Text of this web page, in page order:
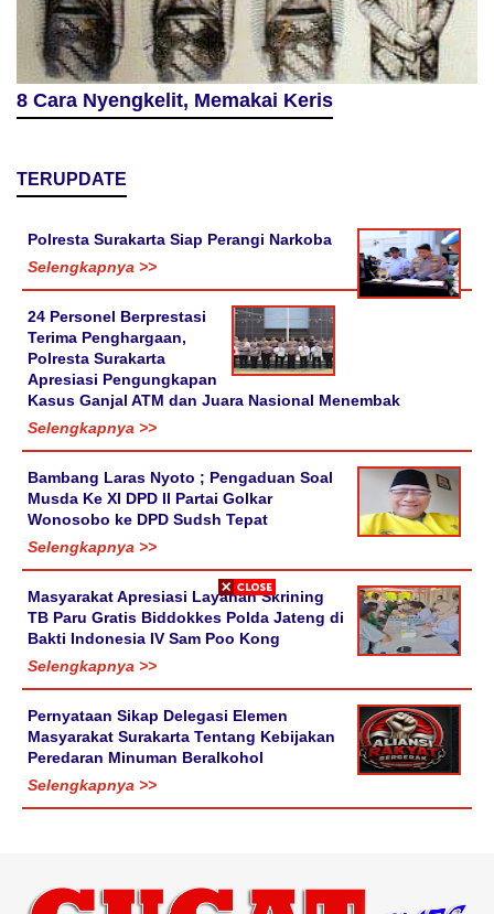
8 Cara Nyengkelit, Memakai Keris
TERUPDATE
Polresta Surakarta Siap Perangi Narkoba
Selengkapnya >>
24 Personel Berprestasi
Terima Penghargaan,
Polresta Surakarta
Apresiasi Pengungkapan
Kasus Ganjal ATM dan Juara Nasional Menembak
Selengkapnya >>
Bambang Laras Nyoto ; Pengaduan Soal
Musda Ke XI DPD II Partai Golkar
Wonosobo ke DPD Sudsh Tepat
Selengkapnya >>
Masyarakat Apresiasi Layanan Skrining
TB Paru Gratis Biddokkes Polda Jateng di
Bakti Indonesia IV Sam Poo Kong
Selengkapnya >>
Pernyataan Sikap Delegasi Elemen
Masyarakat Surakarta Tentang Kebijakan
Peredaran Minuman Beralkohol
Selengkapnya >>